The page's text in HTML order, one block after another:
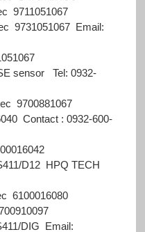
9711051067
9731051067 Email:
sensor
Tel: 0932-
9700881067
Contact : 0932-600-
D12 HPQ TECH
6100016080
DIG Email: